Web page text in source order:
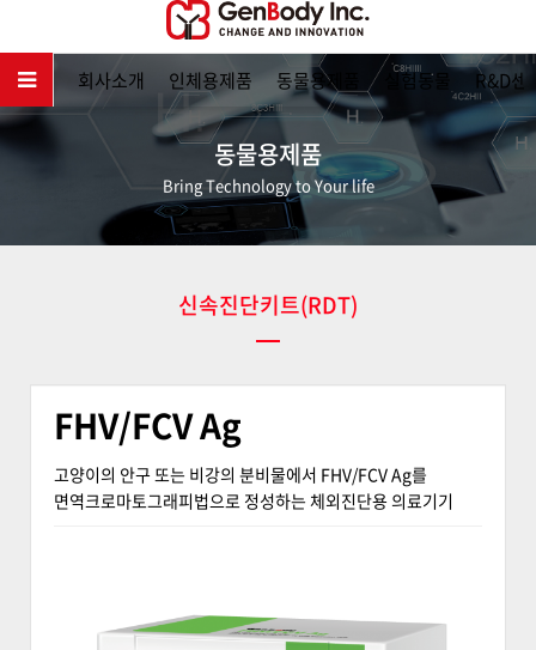
메인
회사소개 인체용제품 동물용제품 실험동물 R&D센
동물용제품
Bring Technology to Your life
신속진단키트(RDT)
FHV/FCV Ag
고양이의 안구 또는 비강의 분비물에서 FHV/FCV Ag를
면역크로마토그래피법으로 정성하는 체외진단용 의료기기